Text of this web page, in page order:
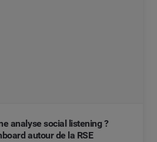
analyse social listening ?
autour de la RSE